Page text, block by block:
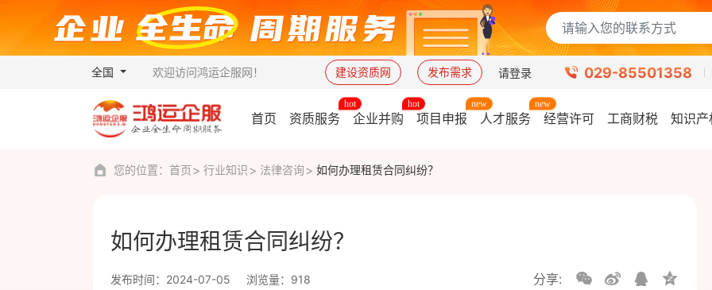
全国 欢迎访问鸿运企服网！ 建设资质网 发布需求 请登录 029-85501358
首页 资质服务 企业并购 项目申报 人才服务 经营许可 工商财税 知识产
您的位置： 首页 行业知识 法律咨询 如何办理租赁合同纠纷？
如何办理租赁合同纠纷？
发布时间：2024-07-05 浏览量：918 分享: